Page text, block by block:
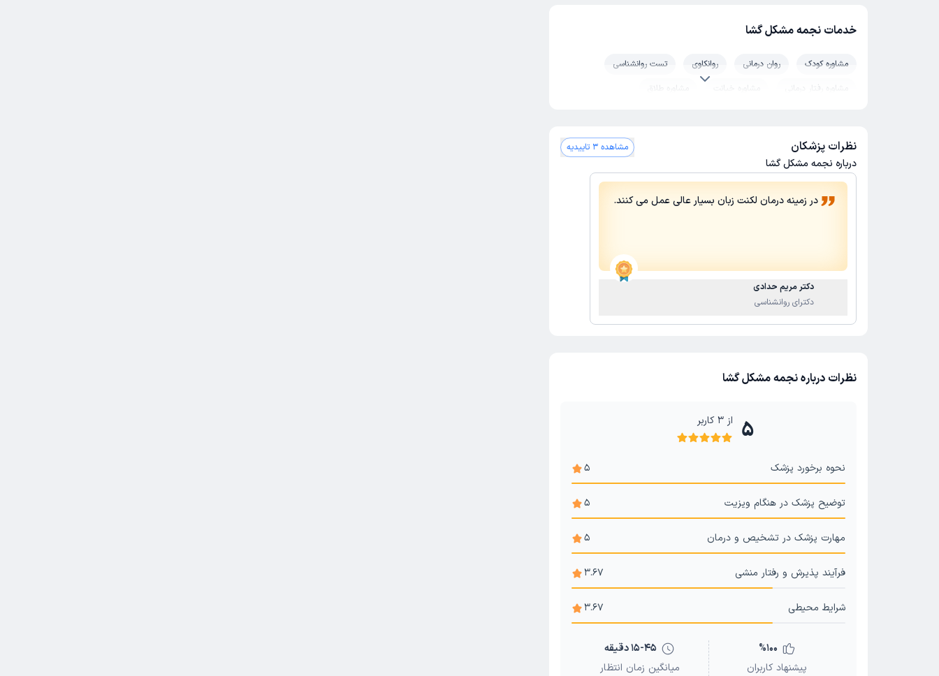
خدمات نجمه مشکل گشا
مشاوره کودک روان درمانی روانکاوی
تست روانشناسی
مشاوره رفتار درمانی
مشاوره خیانت
مشاوره طلاق
مشاوره حل تعارض ازدواج
سلامت و بهداشت روان
نظرات پزشکان
درباره نجمه مشکل گشا
مشاهده 3 تاییدیه
در زمینه درمان لکنت زبان بسیار عالی عمل می کنند.
دکتر مریم حدادی
دکترای روانشناسی
نظرات درباره نجمه مشکل گشا
5 از 3کاربر
نحوه برخورد پزشک 5
توضیح پزشک در هنگام ویزیت 5
مهارت پزشک در تشخیص و درمان 5
فرآیند پذیرش و رفتار منشی 3.67
شرایط محیطی 3.67
%100
پیشنهاد کاربران
15-45 دقیقه
میانگین زمان انتظار